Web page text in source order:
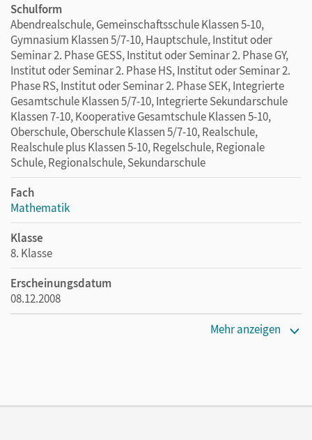
Schulform
Abendrealschule, Gemeinschaftsschule Klassen 5-10,
Gymnasium Klassen 5/7-10, Hauptschule, Institut oder
Seminar 2. Phase GESS, Institut oder Seminar 2. Phase GY,
Institut oder Seminar 2. Phase HS, Institut oder Seminar 2.
Phase RS, Institut oder Seminar 2. Phase SEK, Integrierte
Gesamtschule Klassen 5/7-10, Integrierte Sekundarschule
Klassen 7-10, Kooperative Gesamtschule Klassen 5-10,
Oberschule, Oberschule Klassen 5/7-10, Realschule,
Realschule plus Klassen 5-10, Regelschule, Regionale
Schule, Regionalschule, Sekundarschule
Fach
Mathematik
Klasse
8. Klasse
Erscheinungsdatum
08.12.2008
Mehr anzeigen